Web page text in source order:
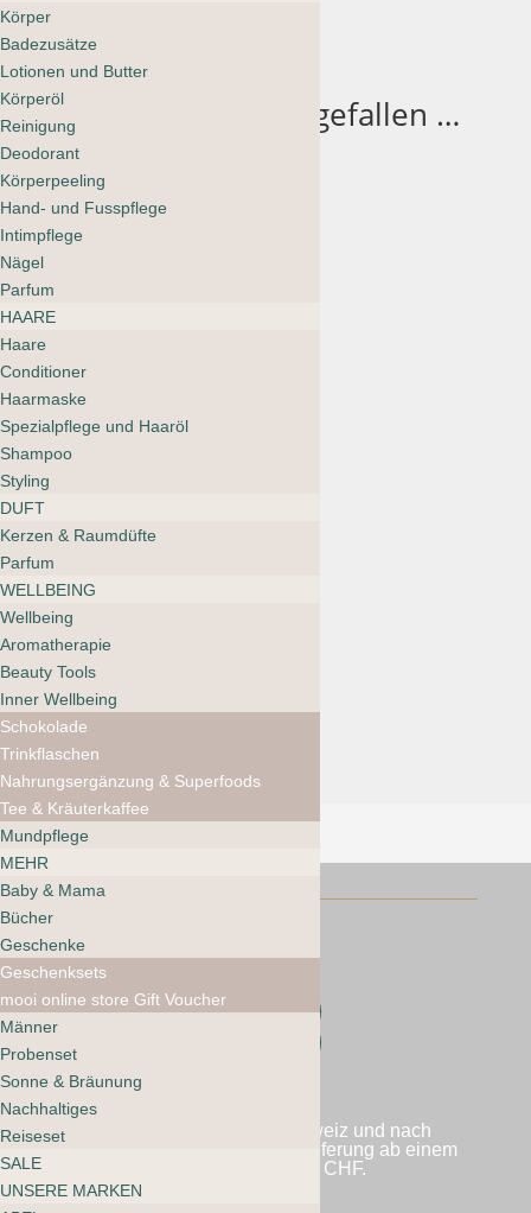
Das könnte dir auch gefallen …
Salt & Stone Deodorant
Santal & Vetiver Sensitive
CHF
Nailberry The
Foot Cream
CHF28.00
Corpus Katrafay
Body Scrub
CHF56.00
Folgen
Wir versenden in die Schweiz und nach
Liechtenstein. Kostenlose Lieferung ab einem
Bestellwert von 60 CHF.
Körper
Badezusätze
Lotionen und Butter
Körperöl
Reinigung
Deodorant
Körperpeeling
Hand- und Fusspflege
Intimpflege
Nägel
Parfum
HAARE
Haare
Conditioner
Haarmaske
Spezialpflege und Haaröl
Shampoo
Styling
DUFT
Kerzen & Raumdüfte
Parfum
WELLBEING
Wellbeing
Aromatherapie
Beauty Tools
Inner Wellbeing
Schokolade
Trinkflaschen
Nahrungsergänzung & Superfoods
Tee & Kräuterkaffee
Mundpflege
MEHR
Baby & Mama
Bücher
Geschenke
Geschenksets
mooi online store Gift Voucher
Männer
Probenset
Sonne & Bräunung
Nachhaltiges
Reiseset
SALE
UNSERE MARKEN